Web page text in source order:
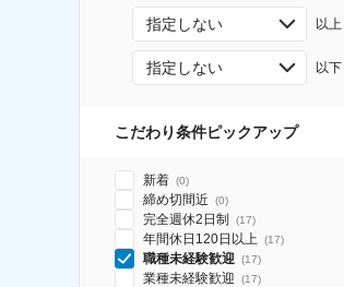
指定しない 以上
指定しない 以下
こだわり条件ピックアップ
新着 (0)
締め切間近 (0)
完全週休2日制 (17)
年間休日120日以上 (17)
職種未経験歓迎 (17)
業種未経験歓迎 (17)